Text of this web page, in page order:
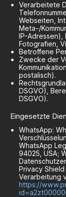
Verarbeitete
Webseiten,
Meta-/
IP-Adressen),
Fotografien,
Betroffene
Zwecke der
postalisch).
DSGVO),
DSGVO).
Eingesetzte
WhatsApp:
WhatsApp
94025, USA;
Privacy
Verarbeitung
https://